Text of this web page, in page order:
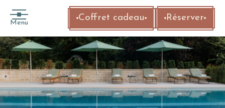
Menu
Coffret cadeau Réserver